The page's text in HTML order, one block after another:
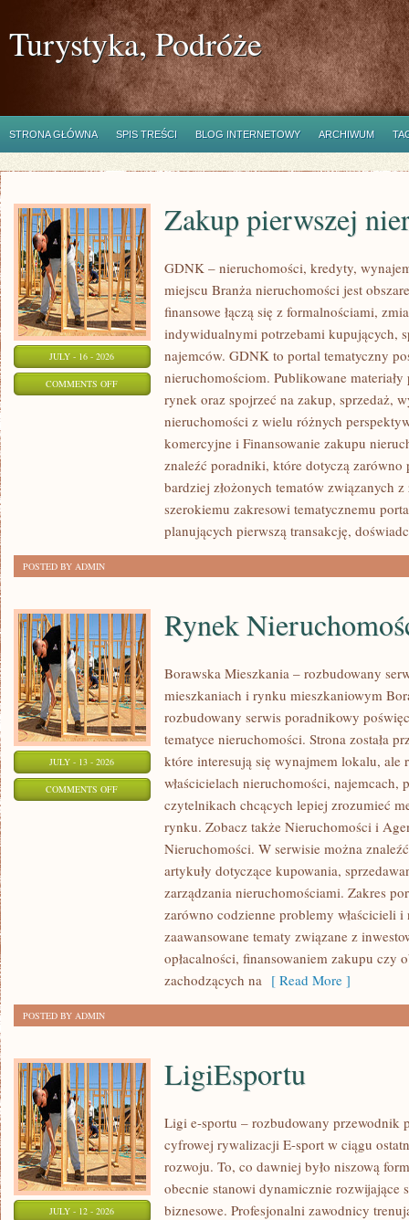
Turystyka, Podróże
STRONA GŁÓWNA SPIS TREŚCI BLOG INTERNETOWY ARCHIWUM
JULY - 16 - 2026
COMMENTS OFFON
PIERWSZEJ
NIERUCHOMOŚCI
Zakup pierwszej
GDNK – nieruchomości, kredyty,
miejscu Branża nieruchomości jest
finansowe łączą się z formalnościami,
indywidualnymi potrzebami kupujących,
najemców. GDNK to portal tematyczny
nieruchomościom. Publikowane
rynek oraz spojrzeć na zakup, sprzedaż,
nieruchomości z wielu różnych
komercyjne i Finansowanie zakupu
znaleźć poradniki, które dotyczą
bardziej złożonych tematów związanych
szerokiemu zakresowi tematycznemu
planujących pierwszą transakcję,
POSTED BY ADMIN
JULY - 13 - 2026
COMMENTS OFFON
NIERUCHOMOŚCI
Rynek
Borawska Mieszkania – rozbudowany
mieszkaniach i rynku mieszkaniowym
rozbudowany serwis poradnikowy
tematyce nieruchomości. Strona została
które interesują się wynajmem lokalu, ale
właścicielach nieruchomości, najemcach,
czytelnikach chcących lepiej zrozumieć
rynku. Zobacz także Nieruchomości i
Nieruchomości. W serwisie można
artykuły dotyczące kupowania,
zarządzania nieruchomościami. Zakres
zarówno codzienne problemy właścicieli
zaawansowane tematy związane z
opłacalności, finansowaniem zakupu czy
zachodzących na [ Read More ]
POSTED BY ADMIN
JULY - 12 - 2026
LigiEsportu
Ligi e-sportu – rozbudowany przewodnik
cyfrowej rywalizacji E-sport w ciągu
rozwoju. To, co dawniej było niszową
obecnie stanowi dynamicznie rozwijające
biznesowe. Profesjonalni zawodnicy